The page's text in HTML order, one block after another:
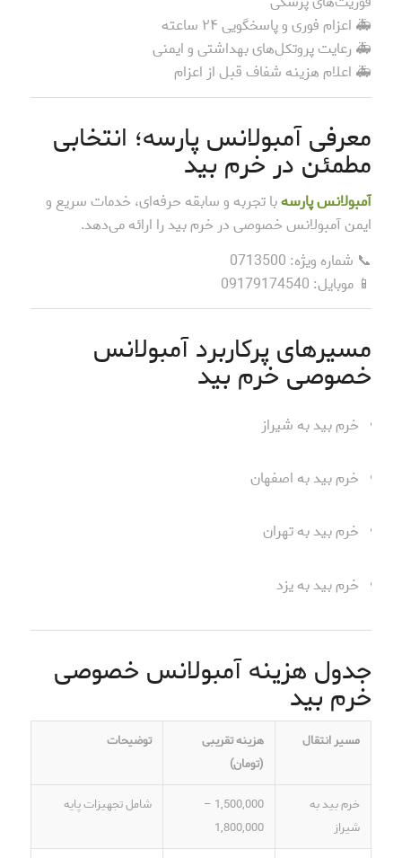
🚑 اعزام فوری و پاسخگویی ۲۴ ساعته
🚑 رعایت پروتکل‌های بهداشتی و ایمنی
🚑 اعلام هزینه شفاف قبل از اعزام
معرفی آمبولانس پارسه؛ انتخابی
مطمئن در خرم بید
آمبولانس پارسهبا تجربه و سابقه حرفه‌ای، خدمات سریع و
ایمن آمبولانس خصوصی در خرم بید را ارائه می‌دهد.
📞 شماره ویژه: 0713500
📱 موبایل: 09179174540
مسیرهای پرکاربرد آمبولانس
خصوصی خرم بید
خرم بید به شیراز
خرم بید به اصفهان
خرم بید به تهران
خرم بید به یزد
جدول هزینه آمبولانس خصوصی
خرم بید
مسیر انتقال
هزینه تقریبی
(تومان)
توضیحات
خرم بید به
شیراز
1,500,000 –
1,800,000
شامل تجهیزات پایه